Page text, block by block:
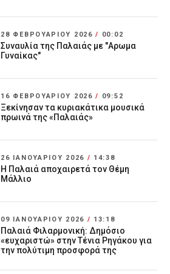
28 ΦΕΒΡΟΥΑΡΊΟΥ 2026/ 00:02
Συναυλία της Παλαιάς με "Αρωμα
Γυναίκας"
16 ΦΕΒΡΟΥΑΡΊΟΥ 2026/ 09:52
Ξεκίνησαν τα κυριακάτικα μουσικά
πρωινά της «Παλαιάς»
26 ΙΑΝΟΥΑΡΊΟΥ 2026 / 14:38
Η Παλαιά αποχαιρετά τον Θέμη
Μάλλιο
09 ΙΑΝΟΥΑΡΊΟΥ 2026 / 13:18
Παλαιά Φιλαρμονική: Δημόσιο
«ευχαριστώ» στην Τένια Ρηγάκου για
την πολύτιμη προσφορά της